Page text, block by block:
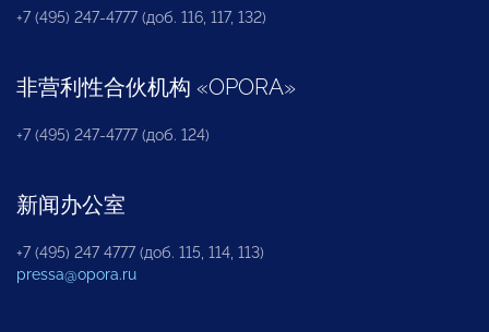
+7 (495) 247-4777 (доб. 116, 117, 132)
非营利性合伙机构 «OPORA»
+7 (495) 247-4777 (доб. 124)
新闻办公室
+7 (495) 247 4777 (доб. 115, 114, 113)
pressa@opora.ru